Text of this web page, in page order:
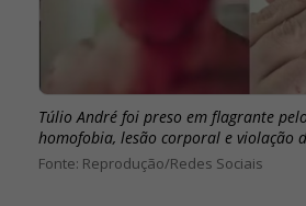
Túlio André foi preso em flagrante
homofobia, lesão corporal e violação
Reprodução/Redes Sociais